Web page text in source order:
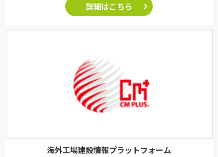
詳細はこちら
海外工場建設情報プラットフォーム